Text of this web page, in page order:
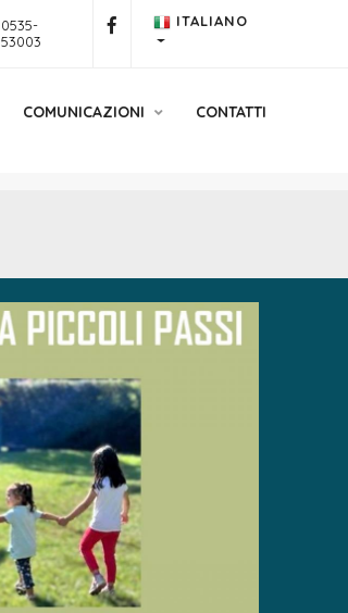
0535-
53003
ITALIANO
COMUNICAZIONI CONTATTI